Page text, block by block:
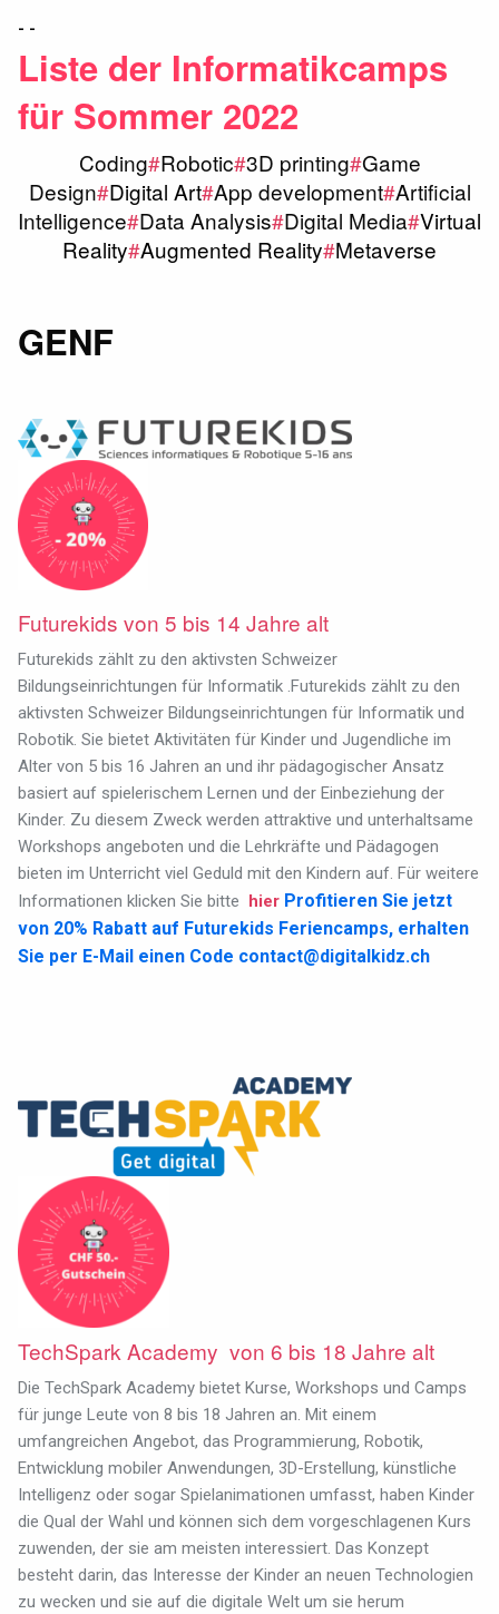
- -
Liste der Informatikcamps
für Sommer 2022
Coding#Robotic#3D printing#Game
Design#Digital Art#App development#Artificial
Intelligence#Data Analysis#Digital Media#Virtual
Reality#Augmented Reality#Metaverse
GENF
Futurekids von 5 bis 14 Jahre alt
Futurekids zählt zu den aktivsten Schweizer
Bildungseinrichtungen für Informatik .Futurekids zählt zu den
aktivsten Schweizer Bildungseinrichtungen für Informatik und
Robotik. Sie bietet Aktivitäten für Kinder und Jugendliche im
Alter von 5 bis 16 Jahren an und ihr pädagogischer Ansatz
basiert auf spielerischem Lernen und der Einbeziehung der
Kinder. Zu diesem Zweck werden attraktive und unterhaltsame
Workshops angeboten und die Lehrkräfte und Pädagogen
bieten im Unterricht viel Geduld mit den Kindern auf. Für weitere
Informationen klicken Sie bitte hier Profitieren Sie jetzt
von 20% Rabatt auf Futurekids Feriencamps, erhalten
Sie per E-Mail einen Code contact@digitalkidz.ch
TechSpark Academy von 6 bis 18 Jahre alt
Die TechSpark Academy bietet Kurse, Workshops und Camps
für junge Leute von 8 bis 18 Jahren an. Mit einem
umfangreichen Angebot, das Programmierung, Robotik,
Entwicklung mobiler Anwendungen, 3D-Erstellung, künstliche
Intelligenz oder sogar Spielanimationen umfasst, haben Kinder
die Qual der Wahl und können sich dem vorgeschlagenen Kurs
zuwenden, der sie am meisten interessiert. Das Konzept
besteht darin, das Interesse der Kinder an neuen Technologien
zu wecken und sie auf die digitale Welt um sie herum